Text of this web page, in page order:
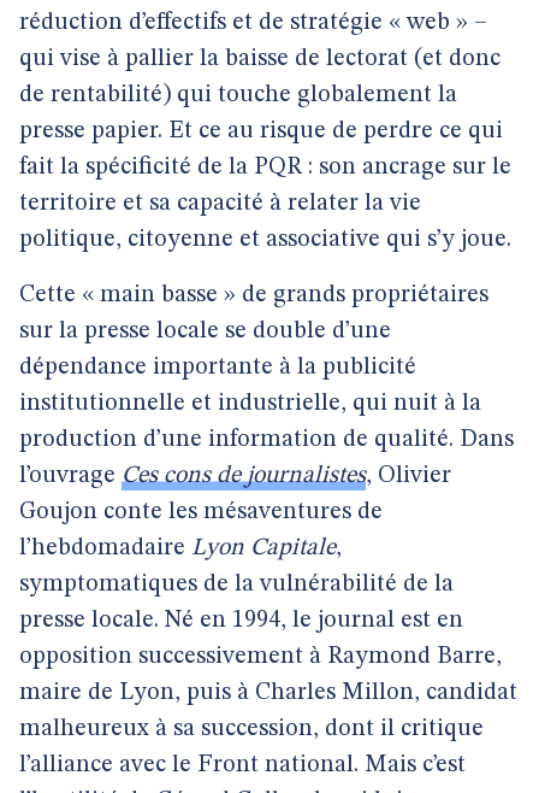
réduction d’effectifs et de stratégie « web » –
qui vise à pallier la baisse de lectorat (et donc
de rentabilité) qui touche globalement la
presse papier. Et ce au risque de perdre ce qui
fait la spécificité de la PQR : son ancrage sur le
territoire et sa capacité à relater la vie
politique, citoyenne et associative qui s’y joue.
Cette « main basse » de grands propriétaires
sur la presse locale se double d’une
dépendance importante à la publicité
institutionnelle et industrielle, qui nuit à la
production d’une information de qualité. Dans
l’ouvrage Ces cons de journalistes, Olivier
Goujon conte les mésaventures de
l’hebdomadaire Lyon Capitale,
symptomatiques de la vulnérabilité de la
presse locale. Né en 1994, le journal est en
opposition successivement à Raymond Barre,
maire de Lyon, puis à Charles Millon, candidat
malheureux à sa succession, dont il critique
l’alliance avec le Front national. Mais c’est